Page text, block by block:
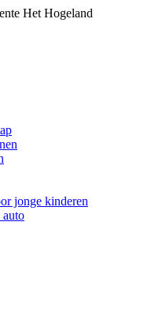
Het Hogeland
jonge kinderen
auto